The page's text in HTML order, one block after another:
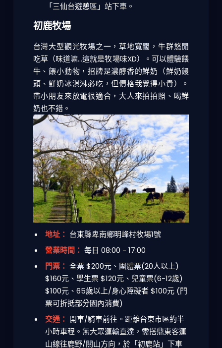
「三仙台遊憩區」站下車。
初鹿牧場
台灣大型觀光牧場之一，草地寬闊，牛群悠閒
吃草（味道嘛...這就是牧場味XD）。可以體驗餵
牛、餵小動物，招牌是濃醇香的鮮奶（鮮奶饅
頭、鮮奶冰淇淋必吃，但價格我覺得小貴）。
帶小朋友來放電很適合，大人來拍拍照、喝鮮
奶也不錯。
地址： 台東縣卑南鄉明峰村牧場1號
營業時間： 每日 08:00 - 17:00
門票： 全票 $200元、團體票(20人以上)
$160元、學生票 $120元、兒童票(6-12歲)
$100元、65歲以上/身心障礙者 $100元 (門
票可折抵部分園內消費)
交通： 開車/騎車前往。距離台東市區約半
小時車程。無大眾運輸直達，需搭鼎東客運
山線往鹿野/關山方向，於「初鹿站」下車